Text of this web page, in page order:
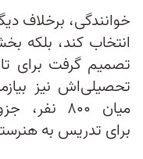
خوانندگی، برخلاف
انتخاب کند، بلکه
تصمیم گرفت برای
تحصیلی‌اش نیز
برای تدریس به